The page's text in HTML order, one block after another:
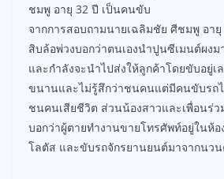
ชมพู อายุ 32 ปี เป็นคนขับ
จากการสอบถามนายเฉลิมชัย ศีชมพู อา
สิบล้อพ่วงบอกว่าตนเองนำปูนซีเมนต์ผงม
และกำลังจะนำไปส่งให้ลูกค้าโดยขับอยู่เ
ขนานและไม่รู้สึกว่าชนคนแต่มีคนขับรถ
ชนคนเสียชีวิต ส่วนน้องสาวและเพื่อนร่ว
บอกว่าผู้ตายทำงานขายโทรศัพท์อยู่ในห้
โลตัส และขับรถจักรยานยนต์มาจากนว